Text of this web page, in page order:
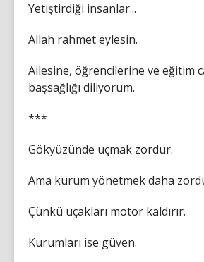
Yetiştirdiği insanlar...
Allah rahmet eylesin.
Ailesine, öğrencilerine ve eğitim
başsağlığı diliyorum.
***
Gökyüzünde uçmak zordur.
Ama kurum yönetmek daha
Çünkü uçakları motor kaldırır.
Kurumları ise güven.